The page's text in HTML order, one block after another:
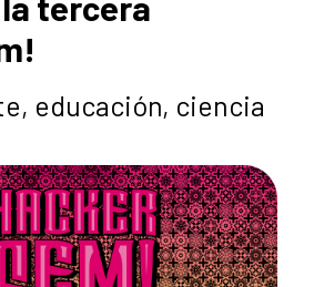
educación, ciencia